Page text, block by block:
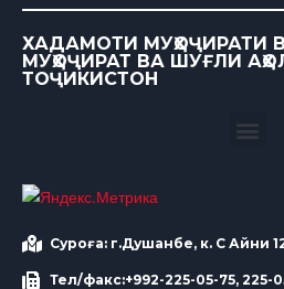
ХАДАМОТИ МУҲОҶИРАТИ
МУҲОҶИРАТ ВА ШУҒЛИ
ТОҶИКИСТОН
Суроға: г.Душанбе, к. С Айни
Тел/факс:+992-225-05-75, 225-